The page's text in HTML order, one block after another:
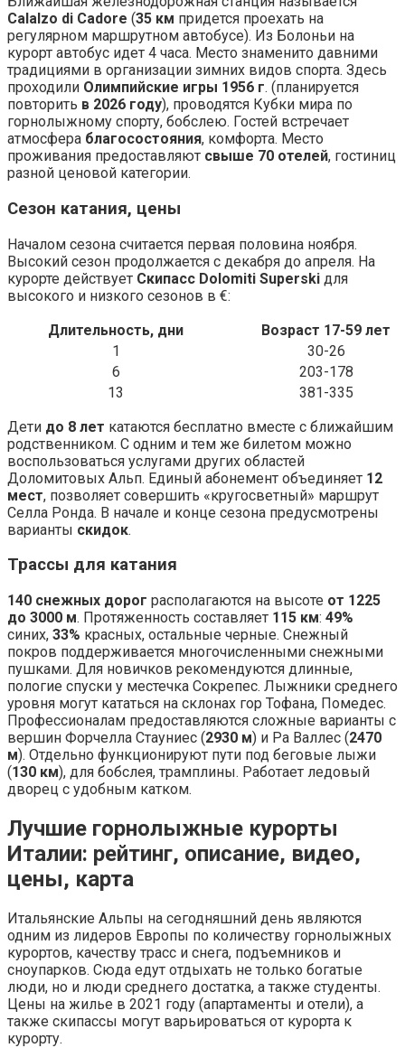
Calalzo di Cadore (35 км придется проехать на
регулярном маршрутном автобусе). Из Болоньи на
курорт автобус идет 4 часа. Место знаменито давними
традициями в организации зимних видов спорта. Здесь
проходили Олимпийские игры 1956 г. (планируется
повторить в 2026 году), проводятся Кубки мира по
горнолыжному спорту, бобслею. Гостей встречает
атмосфера благосостояния, комфорта. Место
проживания предоставляют свыше 70 отелей, гостиниц
разной ценовой категории.
Сезон катания, цены
Началом сезона считается первая половина ноября.
Высокий сезон продолжается с декабря до апреля. На
курорте действует Скипасс Dolomiti Superski для
высокого и низкого сезонов в €:
Длительность, дни
Возраст 17-59 лет
1
30-26
6
203-178
13
381-335
Дети до 8 лет катаются бесплатно вместе с ближайшим
родственником. С одним и тем же билетом можно
воспользоваться услугами других областей
Доломитовых Альп. Единый абонемент объединяет 12
мест, позволяет совершить «кругосветный» маршрут
Селла Ронда. В начале и конце сезона предусмотрены
варианты скидок.
Трассы для катания
140 снежных дорог располагаются на высоте от 1225
до 3000 м. Протяженность составляет 115 км: 49%
синих, 33% красных, остальные черные. Снежный
покров поддерживается многочисленными снежными
пушками. Для новичков рекомендуются длинные,
пологие спуски у местечка Сокрепес. Лыжники среднего
уровня могут кататься на склонах гор Тофана, Помедес.
Профессионалам предоставляются сложные варианты с
вершин Форчелла Стауниес (2930 м) и Ра Валлес (2470
м). Отдельно функционируют пути под беговые лыжи
(130 км), для бобслея, трамплины. Работает ледовый
дворец с удобным катком.
Лучшие горнолыжные курорты
Италии: рейтинг, описание, видео,
цены, карта
Итальянские Альпы на сегодняшний день являются
одним из лидеров Европы по количеству горнолыжных
курортов, качеству трасс и снега, подъемников и
сноупарков. Сюда едут отдыхать не только богатые
люди, но и люди среднего достатка, а также студенты.
Цены на жилье в 2021 году (апартаменты и отели), а
также скипассы могут варьироваться от курорта к
курорту.